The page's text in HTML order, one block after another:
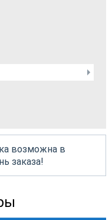
возможна в
заказа!